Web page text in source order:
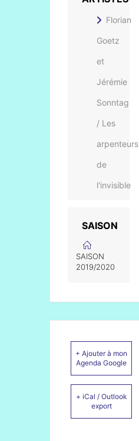
Florian
Goetz
et
Jérémie
Sonntag
/ Les
arpenteurs
de
l'invisible
SAISON
SAISON
2019/2020
+ Ajouter à mon
Agenda Google
+ iCal / Outlook
export